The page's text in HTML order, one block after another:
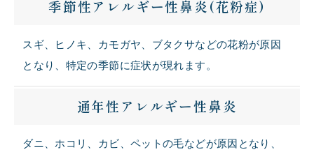
季節性アレルギー性鼻炎(花粉症)
スギ、ヒノキ、カモガヤ、ブタクサなどの花粉が原因
となり、特定の季節に症状が現れます。
通年性アレルギー性鼻炎
ダニ、ホコリ、カビ、ペットの毛などが原因となり、